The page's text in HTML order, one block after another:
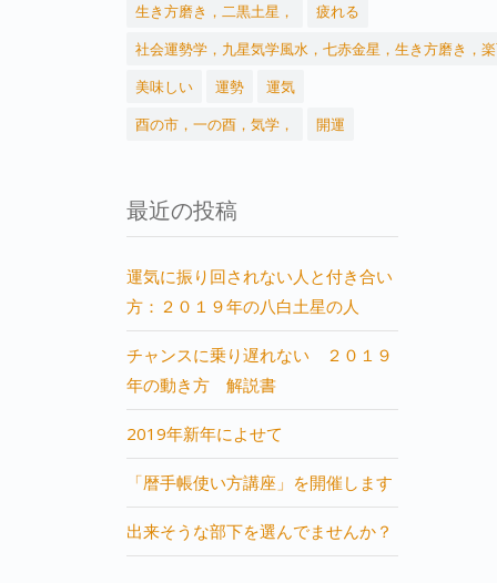
生き方磨き，二黒土星，
疲れる
社会運勢学，九星気学風水，七赤金星，生き方磨き，
美味しい
運勢
運気
酉の市，一の酉，気学，
開運
最近の投稿
運気に振り回されない人と付き合い
方：２０１９年の八白土星の人
チャンスに乗り遅れない ２０１９
年の動き方 解説書
2019年新年によせて
「暦手帳使い方講座」を開催します
出来そうな部下を選んでませんか？